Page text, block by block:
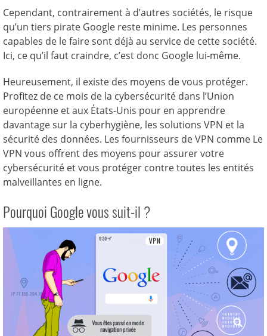
Cependant, contrairement à d’autres sociétés, le risque
qu’un tiers pirate Google reste minime. Les personnes
capables de le faire sont déjà au service de cette société.
Ici, ce qu’il faut craindre, c’est donc Google lui-même.
Heureusement, il existe des moyens de vous protéger.
Profitez de ce mois de la cybersécurité dans l’Union
européenne et aux États-Unis pour en apprendre
davantage sur la cyberhygiène, les solutions VPN et la
sécurité des données. Les fournisseurs de VPN comme Le
VPN vous offrent des moyens pour assurer votre
cybersécurité et vous protéger contre toutes les entités
malveillantes en ligne.
Pourquoi Google vous suit-il ?